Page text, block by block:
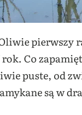
Co
puste, od
są w